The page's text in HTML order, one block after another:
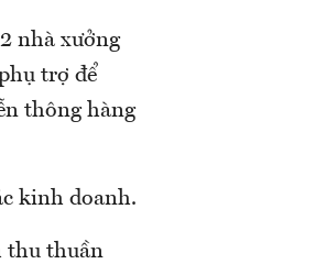
nhà xưởng
trợ để
thông hàng
kinh doanh.
thu thuần